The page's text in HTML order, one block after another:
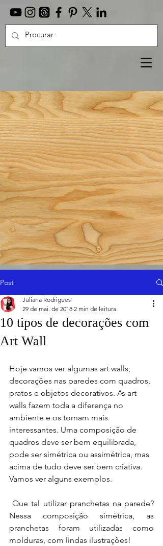
Post
10 tipos de decorações com
Art Wall
Juliana Rodrigues
29 de mai. de 2018 2 min de leitura
Hoje vamos ver algumas art walls,
decorações nas paredes com quadros,
pratos e objetos decorativos. As art
walls fazem toda a diferença no
ambiente e os tornam mais
interessantes. Uma composição de
quadros deve ser bem equilibrada,
pode ser simétrica ou assimétrica, mas
acima de tudo deve ser bem criativa.
Vamos ver alguns exemplos.
Que tal utilizar pranchetas na parede?
Nessa composição simétrica, as
pranchetas foram utilizadas como
molduras, com lindas ilustrações!